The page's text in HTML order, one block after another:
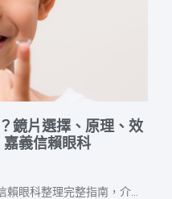
鏡片選擇、原理、效
義信賴眼科